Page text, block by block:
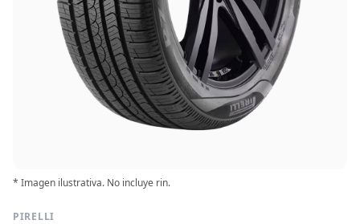
* Imagen ilustrativa. No incluye rin.
PIRELLI